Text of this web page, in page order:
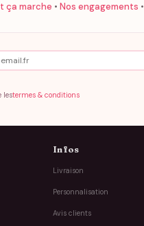
ça marche • Nos engagements •
lestermes & conditions
Infos
Livraison
Personnalisation
Avis clients